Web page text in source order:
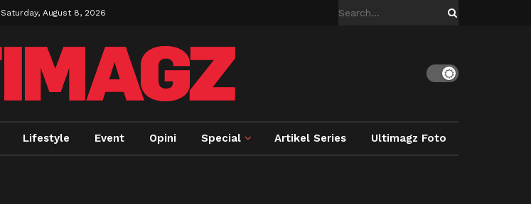
Saturday, August 8, 2026
Lifestyle Event Opini Special Artikel Series Ultimagz Foto